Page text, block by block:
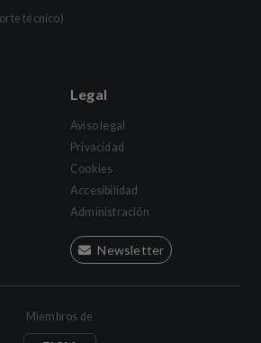
técnico)
Legal
Aviso legal
Privacidad
Cookies
Accesibilidad
Administración
Newsletter
Miembros de